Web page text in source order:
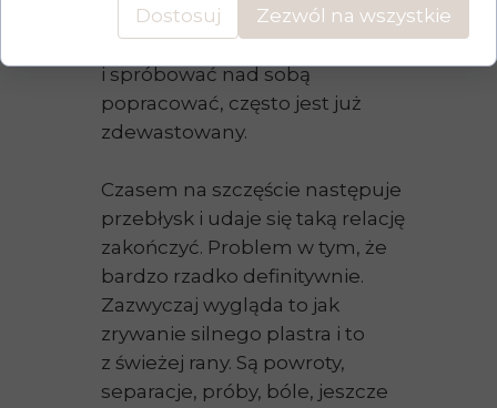
niepostrzeżenie, naturalnie.
Zanim zdążył się zorientować
i spróbować nad sobą
popracować, często jest już
zdewastowany.
Czasem na szczęście następuje
przebłysk i udaje się taką relację
zakończyć. Problem w tym, że
bardzo rzadko definitywnie.
Zazwyczaj wygląda to jak
zrywanie silnego plastra i to
z świeżej rany. Są powroty,
separacje, próby, bóle, jeszcze
Dostosuj Zezwól na wszystkie